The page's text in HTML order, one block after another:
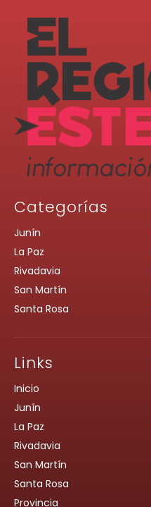
Categorías
Junín
La Paz
Rivadavia
San Martín
Santa Rosa
Links
Inicio
Junín
La Paz
Rivadavia
San Martín
Santa Rosa
Provincia